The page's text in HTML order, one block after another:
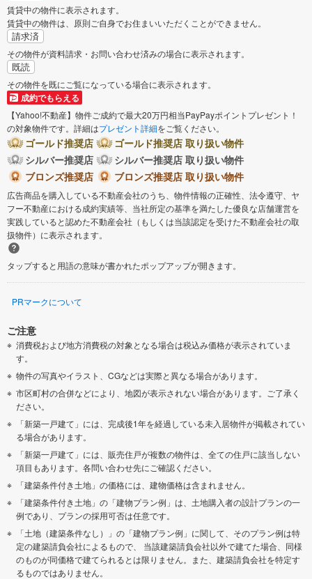
賃貸中の物件に表示されます。
賃貸中の物件は、原則ご自身でお住まいいただくことができません。
請求済
その物件が資料請求・お問い合わせ済みの場合に表示されます。
既読
その物件を既にご覧になっている場合に表示されます。
成約でもらえる
【Yahoo!不動産】物件ご成約で最大20万円相当PayPayポイントプレゼント！
の対象物件です。詳細はプレゼント詳細をご覧ください。
ゴールド推奨店
ゴールド推奨店 取り扱い物件
シルバー推奨店
シルバー推奨店 取り扱い物件
ブロンズ推奨店
ブロンズ推奨店 取り扱い物件
広告商品を購入している不動産会社のうち、物件情報の正確性、法令遵守、ヤ
フー不動産における成約実績等、当社所定の基準を満たした優良な店舗運営を
実践していると認めた不動産会社（もしくは当該認定を受けた不動産会社の取
扱物件）に表示されます。
タップすると用語の意味が書かれたポップアップが開きます。
PRマークについて
ご注意
消費税および地方消費税の対象となる場合は税込み価格が表示されていま
す。
物件の写真やイラスト、CGなどは実際と異なる場合があります。
市区町村の合併などにより、地図が表示されない場合があります。ご了承く
ださい。
「新築一戸建て」には、完成後1年を経過している未入居物件が掲載されてい
る場合があります。
「新築一戸建て」には、販売住戸が複数の物件は、全ての住戸に該当しない
項目もあります。各問い合わせ先にご確認ください。
「建築条件付き土地」の価格には、建物価格は含まれません。
「建築条件付き土地」の「建物プラン例」は、土地購入者の設計プランの一
例であり、プランの採用可否は任意です。
「土地（建築条件なし）」の「建物プラン例」に関して、そのプラン例は特
定の建築請負会社によるもので、 当該建築請負会社以外で建てた場合、同様
のものが同価格で建てられるとは限りません。また、建築請負会社を特定す
るものではありません。